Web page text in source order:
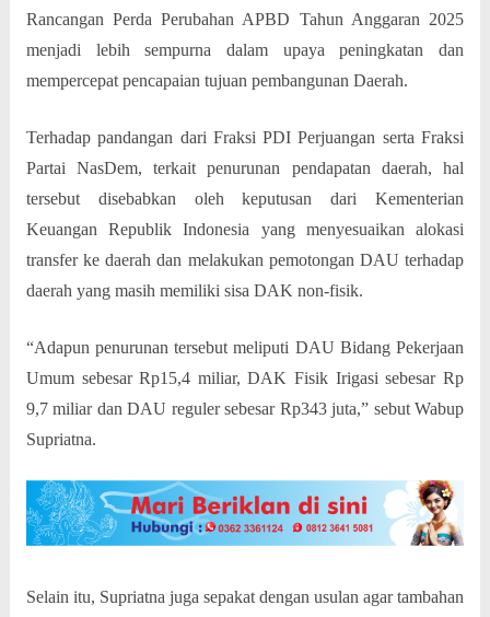
Rancangan Perda Perubahan APBD Tahun Anggaran 2025
menjadi lebih sempurna dalam upaya peningkatan dan
mempercepat pencapaian tujuan pembangunan Daerah.
Terhadap pandangan dari Fraksi PDI Perjuangan serta Fraksi
Partai NasDem, terkait penurunan pendapatan daerah, hal
tersebut disebabkan oleh keputusan dari Kementerian
Keuangan Republik Indonesia yang menyesuaikan alokasi
transfer ke daerah dan melakukan pemotongan DAU terhadap
daerah yang masih memiliki sisa DAK non-fisik.
“Adapun penurunan tersebut meliputi DAU Bidang Pekerjaan
Umum sebesar Rp15,4 miliar, DAK Fisik Irigasi sebesar Rp
9,7 miliar dan DAU reguler sebesar Rp343 juta,” sebut Wabup
Supriatna.
Selain itu, Supriatna juga sepakat dengan usulan agar tambahan